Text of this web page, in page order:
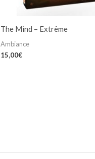
The Mind – Extrême
Ambiance
15,00€